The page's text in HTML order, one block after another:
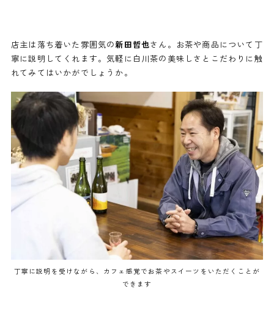
店主は落ち着いた雰囲気の新田哲也さん。お茶や商品について丁
寧に説明してくれます。気軽に白川茶の美味しさとこだわりに触
れてみてはいかがでしょうか。
丁寧に説明を受けながら、カフェ感覚でお茶やスイーツをいただくことが
できます